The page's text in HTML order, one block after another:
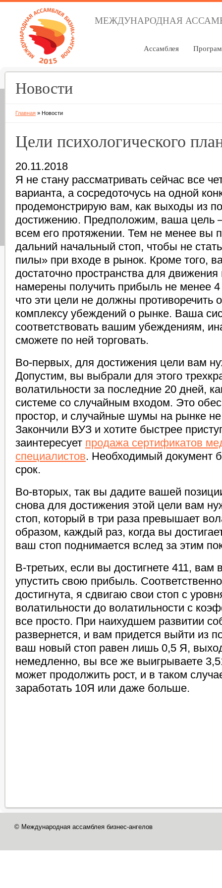
МЕЖДУНАРОДНАЯ
Ассамблея
Новости
Главная » Новости
Цели психологического
20.11.2018
Я не стану рассматривать сейчас все
варианта, а сосредоточусь на одной
продемонстрирую вам, как выходы из
достижению. Предположим, ваша цель
всем его протяжении. Тем не менее вы
дальний начальный стоп, чтобы не
пилы» при входе в рынок. Кроме того,
достаточно пространства для
намерены получить прибыль не менее
что эти цели не должны противоречить
комплексу убеждений о рынке. Ваша
соответствовать вашим убеждениям,
сможете по ней торговать.
Во-первых, для достижения цели вам
Допустим, вы выбрали для этого
волатильности за последние 20 дней,
системе со случайным входом. Это
простор, и случайные шумы на рынке
Закончили ВУЗ и хотите быстрее
заинтересует продажа сертификатов
специалистов. Необходимый документ
срок.
Во-вторых, так вы дадите вашей
снова для достижения этой цели вам
стоп, который в три раза превышает
образом, каждый раз, когда вы
ваш стоп поднимается вслед за этим
В-третьих, если вы достигнете 411, вам
упустить свою прибыль.
достигнута, я сдвигаю свои стоп с
волатильности до волатильности с
все просто. При наихудшем развитии
развернется, и вам придется выйти из
ваш новый стоп равен лишь 0,5 Я,
немедленно, вы все же выигрываете
может продолжить рост, и в таком
заработать 10Я или даже больше.
© Международная ассамблея бизнес-ангелов